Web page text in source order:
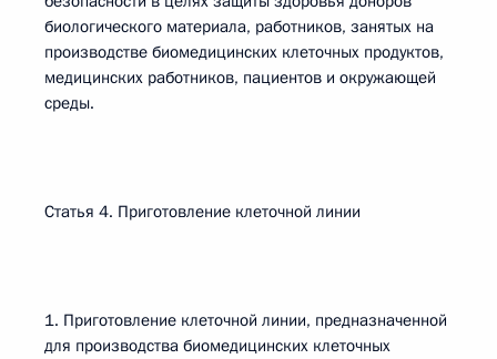
биологического материала, работников, занятых на
производстве биомедицинских клеточных продуктов,
медицинских работников, пациентов и окружающей
среды.
Статья 4. Приготовление клеточной линии
1. Приготовление клеточной линии, предназначенной
для производства биомедицинских клеточных